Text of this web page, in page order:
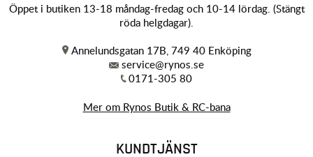
Öppet i butiken 13-18 måndag-fredag och 10-14 lördag. (Stängt
röda helgdagar).
Annelundsgatan 17B, 749 40 Enköping
service@rynos.se
0171-305 80
Mer om Rynos Butik & RC-bana
KUNDTJÄNST